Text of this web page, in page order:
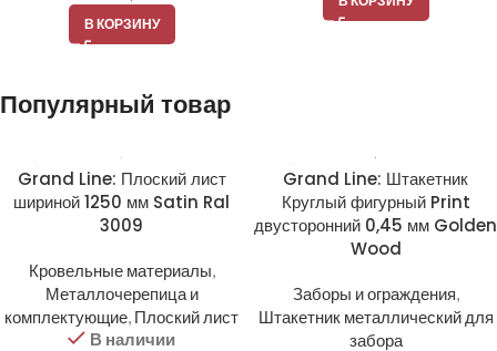
В КОРЗИНУ
Популярный товар
Grand Line: Плоский лист
шириной 1250 мм Satin Ral
3009
Кровельные материалы,
Металлочерепица и
комплектующие, Плоский лист
В наличии
Grand Line: Штакетник
Круглый фигурный Print
двусторонний 0,45 мм Golden
Wood
Заборы и ограждения,
Штакетник металлический для
забора